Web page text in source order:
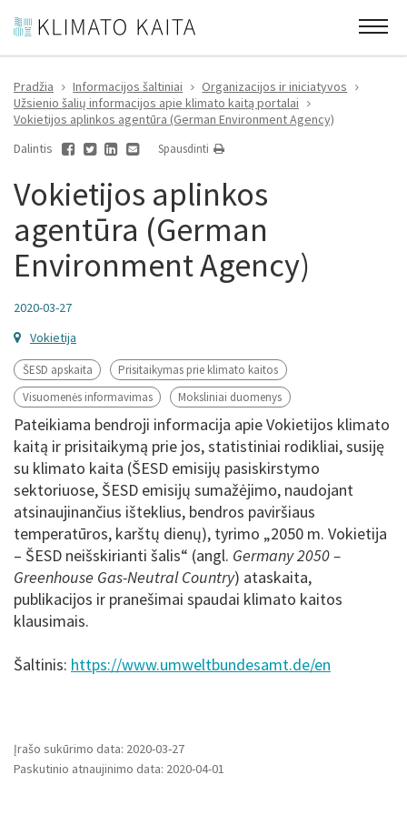
Pradžia Informacijos šaltiniai
Organizacijos ir iniciatyvos
Užsienio šalių informacijos apie klimato kaitą portalai
Vokietijos aplinkos agentūra (German Environment Agency)
Dalintis
Spausdinti
Vokietijos aplinkos
agentūra (German
Environment Agency)
2020-03-27
Vokietija
ŠESD apskaita
Prisitaikymas prie klimato kaitos
Visuomenės informavimas
Moksliniai duomenys
Pateikiama bendroji informacija apie Vokietijos klimato
kaitą ir prisitaikymą prie jos, statistiniai rodikliai, susiję
su klimato kaita (ŠESD emisijų pasiskirstymo
sektoriuose, ŠESD emisijų sumažėjimo, naudojant
atsinaujinančius išteklius, bendros paviršiaus
temperatūros, karštų dienų), tyrimo „2050 m. Vokietija
– ŠESD neišskirianti šalis“ (angl. Germany 2050 –
Greenhouse Gas-Neutral Country) ataskaita,
publikacijos ir pranešimai spaudai klimato kaitos
klausimais.
Šaltinis: https://www.umweltbundesamt.de/en
Įrašo sukūrimo data: 2020-03-27
Paskutinio atnaujinimo data: 2020-04-01